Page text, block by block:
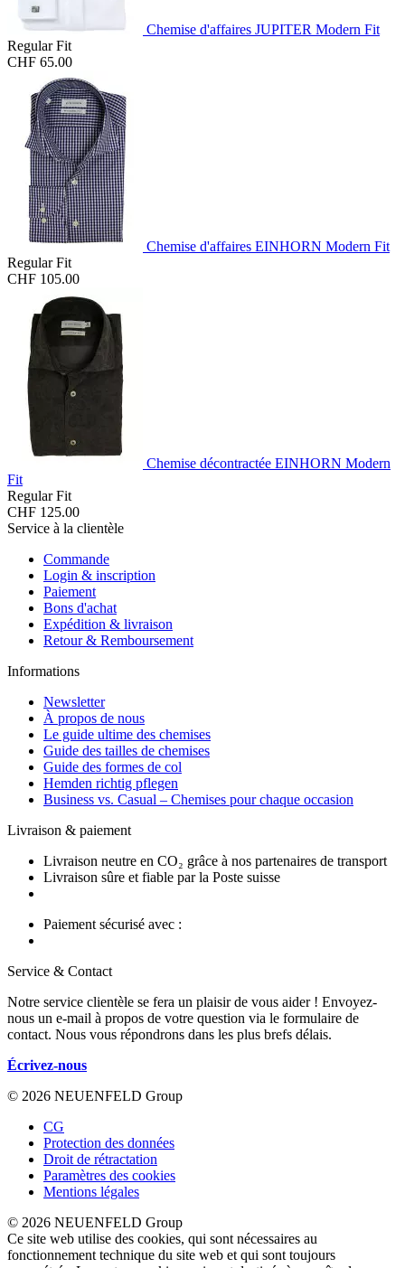
Chemise d'affaires JUPITER Modern Fit
Regular Fit
CHF 65.00
Chemise d'affaires EINHORN Modern Fit
Regular Fit
CHF 105.00
Chemise décontractée EINHORN Modern
Fit
Regular Fit
CHF 125.00
Service à la clientèle
Commande
Login & inscription
Paiement
Bons d'achat
Expédition & livraison
Retour & Remboursement
Informations
Newsletter
À propos de nous
Le guide ultime des chemises
Guide des tailles de chemises
Guide des formes de col
Hemden richtig pflegen
Business vs. Casual – Chemises pour chaque occasion
Livraison & paiement
Livraison neutre en CO₂ grâce à nos partenaires de transport
Livraison sûre et fiable par la Poste suisse
Paiement sécurisé avec :
Service & Contact
Notre service clientèle se fera un plaisir de vous aider ! Envoyez-
nous un e-mail à propos de votre question via le formulaire de
contact. Nous vous répondrons dans les plus brefs délais.
Écrivez-nous
© 2026 NEUENFELD Group
CG
Protection des données
Droit de rétractation
Paramètres des cookies
Mentions légales
© 2026 NEUENFELD Group
Ce site web utilise des cookies, qui sont nécessaires au
fonctionnement technique du site web et qui sont toujours